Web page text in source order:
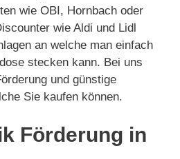
wie OBI, Hornbach oder
wie Aldi und Lidl
an welche man einfach
stecken kann. Bei uns
und günstige
Sie kaufen können.
Förderung in